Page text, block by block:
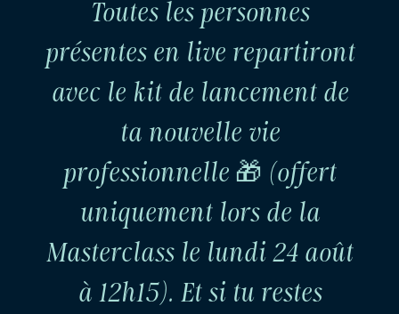
Toutes les personnes
présentes en live repartiront
avec le kit de lancement de
ta nouvelle vie
professionnelle 🎁 (offert
uniquement lors de la
Masterclass le lundi 24 août
à 12h15). Et si tu restes